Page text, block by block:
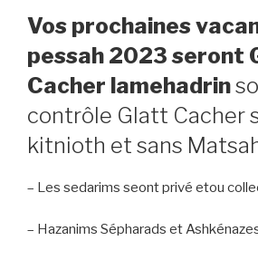
Vos prochaines
pessah 2023 seront
Cacher lamehadrin
contrôle Glatt Cacher
kitnioth et sans
– Les sedarims seont privé etou
– Hazanims Sépharads et